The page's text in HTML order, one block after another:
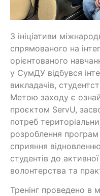
З ініціативи
спрямованого на
орієнтованого
у СумДУ відбувся
викладачів,
Метою заходу є
проєктом ServU,
потреб
розроблення програм
сприяння
студентів до
волонтерства та
Тренінг проведено в